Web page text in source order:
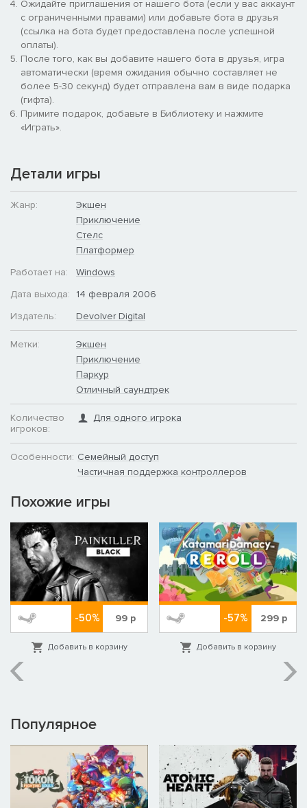
Ожидайте приглашения от нашего бота (если у вас аккаунт
с ограниченными правами) или добавьте бота в друзья
(ссылка на бота будет предоставлена после успешной
оплаты).
После того, как вы добавите нашего бота в друзья, игра
автоматически (время ожидания обычно составляет не
более 5-30 секунд) будет отправлена вам в виде подарка
(гифта).
Примите подарок, добавьте в Библиотеку и нажмите
«Играть».
Детали игры
Жанр:
Экшен
Приключение
Стелс
Платформер
Работает на:
Windows
Дата выхода:
14 февраля 2006
Издатель:
Devolver Digital
Метки:
Экшен
Приключение
Паркур
Отличный саундтрек
Количество
игроков:
Для одного игрока
Особенности: Семейный доступ
Частичная поддержка контроллеров
Похожие игры
-50% 99р
Добавить в корзину
-57% 299 р
Добавить в корзину
Популярное